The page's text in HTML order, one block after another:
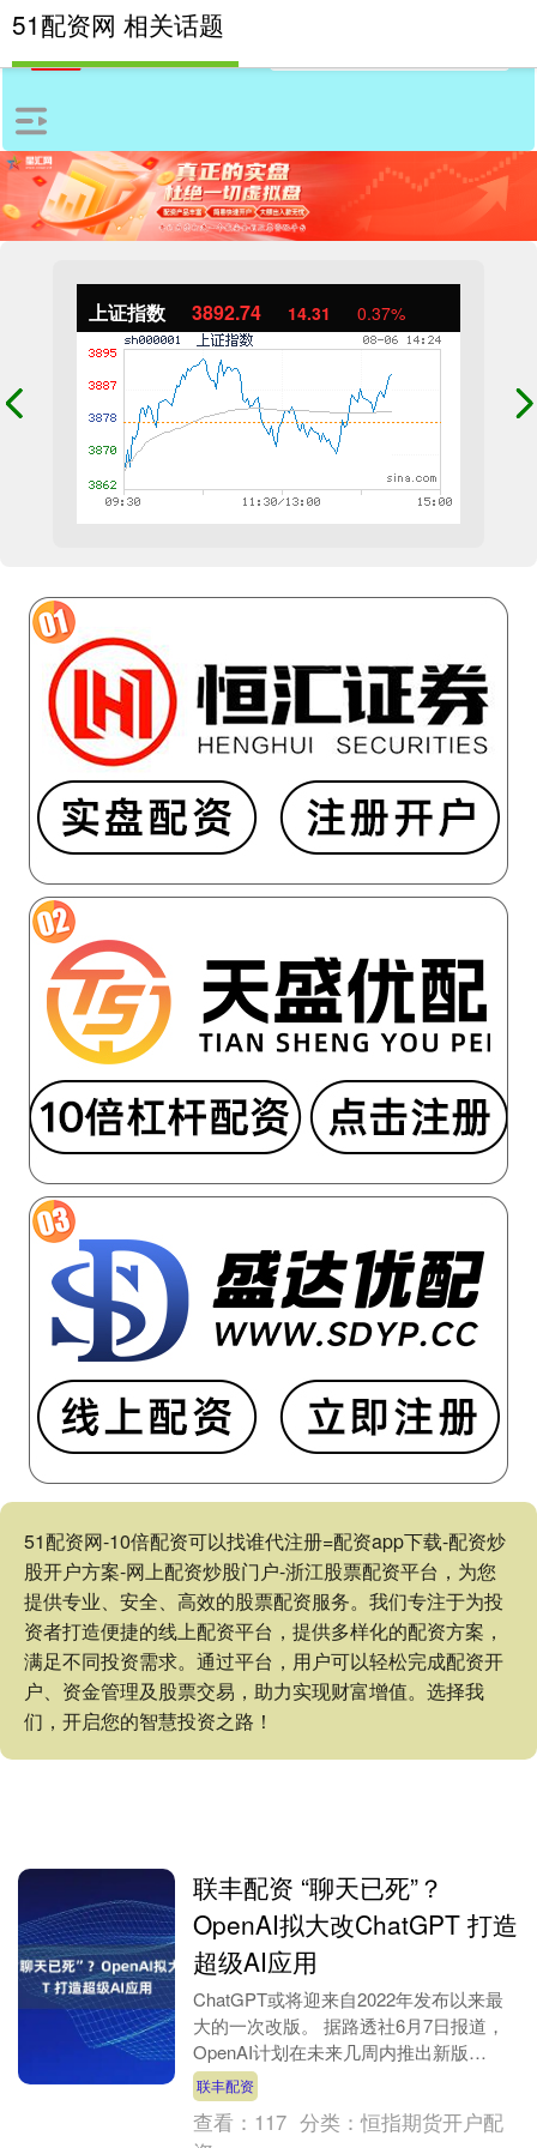
上证指数 3892.74 14.31 0.37%
51配资网-10倍配资可以找谁代注册=配资app下载-配资炒
股开户方案-网上配资炒股门户-浙江股票配资平台，为您
提供专业、安全、高效的股票配资服务。我们专注于为投
资者打造便捷的线上配资平台，提供多样化的配资方案，
满足不同投资需求。通过平台，用户可以轻松完成配资开
户、资金管理及股票交易，助力实现财富增值。选择我
们，开启您的智慧投资之路！
51配资网 相关话题
联丰配资 “聊天已死”？
OpenAI拟大改ChatGPT 打造
超级AI应用
ChatGPT或将迎来自2022年发布以来最
大的一次改版。 据路透社6月7日报道，
OpenAI计划在未来几周内推出新版
ChatGPT，将从一个以对话为核心的聊
天....
联丰配资
查看： 117 分类：恒指期货开户配